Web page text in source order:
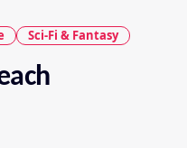
Sci-Fi & Fantasy